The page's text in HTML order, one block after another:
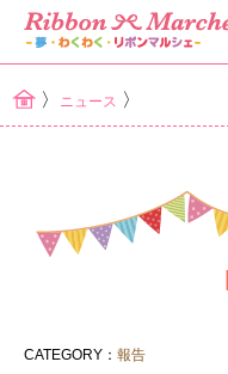
〉 ニュース 〉
CATEGORY： 報告